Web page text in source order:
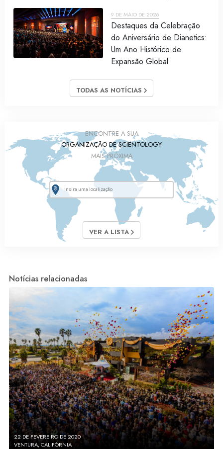
9 DE MAIO DE 2026
Destaques da Celebração
do Aniversário de Dianetics:
Um Ano Histórico de
Expansão Global
TODAS AS NOTÍCIAS
ENCONTRE A SUA
ORGANIZAÇÃO DE SCIENTOLOGY
MAIS PRÓXIMA
VER A LISTA
Notícias relacionadas
22 DE FEVEREIRO DE 2020
VENTURA, CALIFÓRNIA